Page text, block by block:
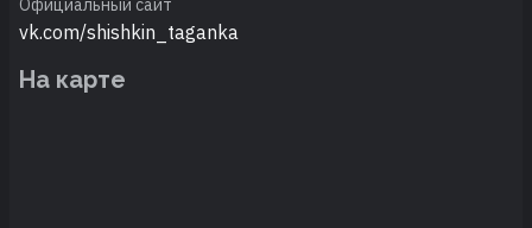
Официальный сайт
vk.com/shishkin_taganka
На карте